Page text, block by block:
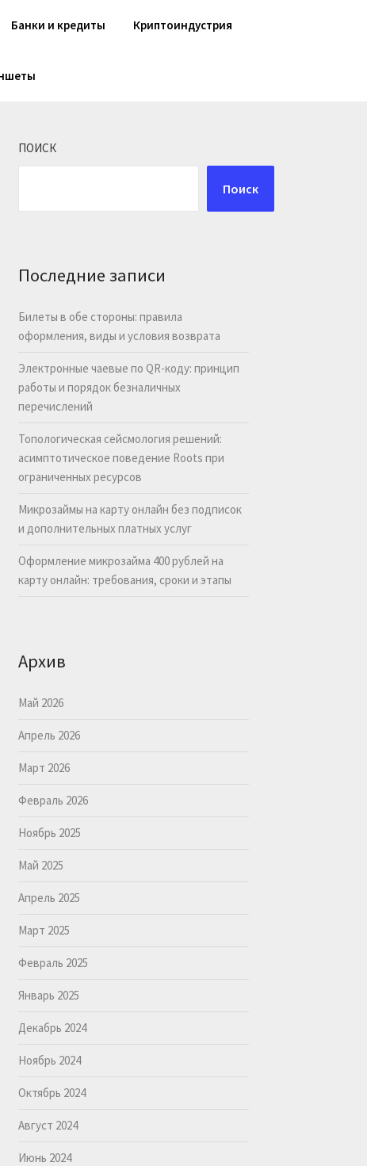
Банки и кредиты Криптоиндустрия
ПОИСК
Поиск
Последние записи
Билеты в обе стороны: правила
оформления, виды и условия возврата
Электронные чаевые по QR-коду: принцип
работы и порядок безналичных
перечислений
Топологическая сейсмология решений:
асимптотическое поведение Roots при
ограниченных ресурсов
Микрозаймы на карту онлайн без подписок
и дополнительных платных услуг
Оформление микрозайма 400 рублей на
карту онлайн: требования, сроки и этапы
Архив
Май 2026
Апрель 2026
Март 2026
Февраль 2026
Ноябрь 2025
Май 2025
Апрель 2025
Март 2025
Февраль 2025
Январь 2025
Декабрь 2024
Ноябрь 2024
Октябрь 2024
Август 2024
Июнь 2024